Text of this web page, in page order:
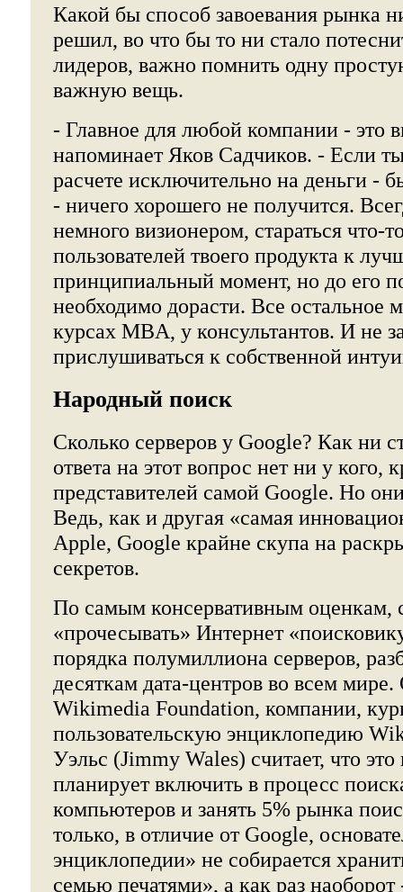
Какой бы способ завоевания рынка
решил, во что бы то ни стало
лидеров, важно помнить одну
важную вещь.
- Главное для любой компании - это
напоминает Яков Садчиков. - Если
расчете исключительно на деньги -
- ничего хорошего не получится.
немного визионером, стараться что-
пользователей твоего продукта к
принципиальный момент, но до его
необходимо дорасти. Все остальное
курсах MBA, у консультантов. И не
прислушиваться к собственной
Народный поиск
Сколько серверов у Google? Как ни
ответа на этот вопрос нет ни у кого,
представителей самой Google. Но
Ведь, как и другая «самая
Apple, Google крайне скупа на
секретов.
По самым консервативным оценкам,
«прочесывать» Интернет
порядка полумиллиона серверов,
десяткам дата-центров во всем
Wikimedia Foundation, компании,
пользовательскую энциклопедию
Уэльс (Jimmy Wales) считает, что
планирует включить в процесс
компьютеров и занять 5% рынка
только, в отличие от Google,
энциклопедии» не собирается
семью печатями», а как раз наоборот